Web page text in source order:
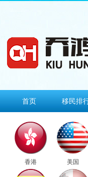
首页 移民排
香港 美国